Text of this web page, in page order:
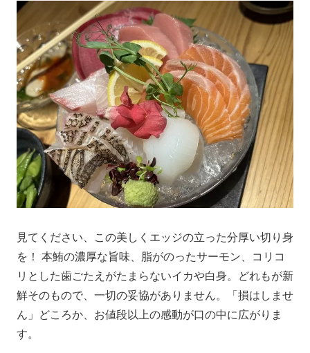
見てください、この美しくエッジの立った分厚い切り身
を！ 本鮪の濃厚な旨味、脂がのったサーモン、コリコ
リとした歯ごたえがたまらないイカや白身。どれもが新
鮮そのもので、一切の妥協がありません。「損はしませ
ん」どころか、お値段以上の感動が口の中に広がりま
す。